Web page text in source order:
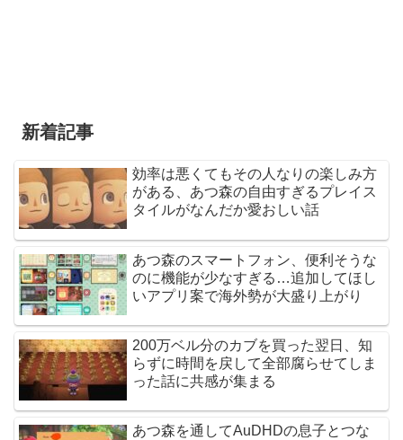
新着記事
効率は悪くてもその人なりの楽しみ方
がある、あつ森の自由すぎるプレイス
タイルがなんだか愛おしい話
あつ森のスマートフォン、便利そうな
のに機能が少なすぎる…追加してほし
いアプリ案で海外勢が大盛り上がり
200万ベル分のカブを買った翌日、知
らずに時間を戻して全部腐らせてしま
った話に共感が集まる
あつ森を通してAuDHDの息子とつな